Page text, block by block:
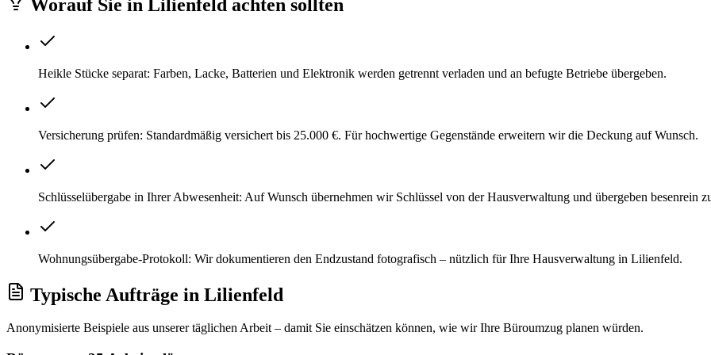
Worauf Sie in Lilienfeld achten sollten
Heikle Stücke separat: Farben, Lacke, Batterien und Elektronik werden getrennt verladen und an befugte Betriebe übergeben.
Versicherung prüfen: Standardmäßig versichert bis 25.000 €. Für hochwertige Gegenstände erweitern wir die Deckung auf Wunsch.
Schlüsselübergabe in Ihrer Abwesenheit: Auf Wunsch übernehmen wir Schlüssel von der Hausverwaltung und übergeben besenrein
Wohnungsübergabe-Protokoll: Wir dokumentieren den Endzustand fotografisch – nützlich für Ihre Hausverwaltung in Lilienfeld.
Typische Aufträge in Lilienfeld
Anonymisierte Beispiele aus unserer täglichen Arbeit – damit Sie einschätzen können, wie wir Ihre Büroumzug planen würden.